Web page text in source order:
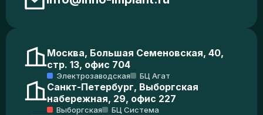
Москва, Большая Семеновская, 40,
стр. 13, офис 704
Электрозаводская БЦ Агат
Санкт-Петербург, Выборгская
набережная, 29, офис 227
Выборгская БЦ Система